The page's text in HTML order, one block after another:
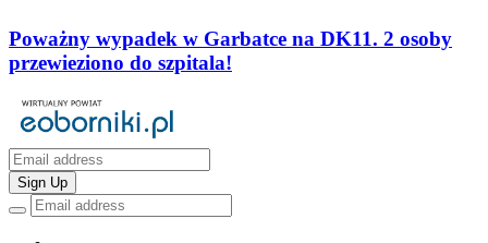
Poważny wypadek w Garbatce na DK11. 2 osoby
przewieziono do szpitala!
Sign Up